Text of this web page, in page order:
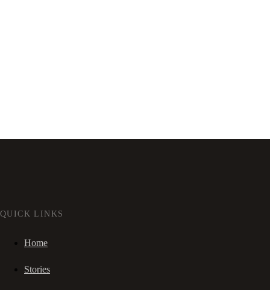
QUICK LINKS
Home
Stories